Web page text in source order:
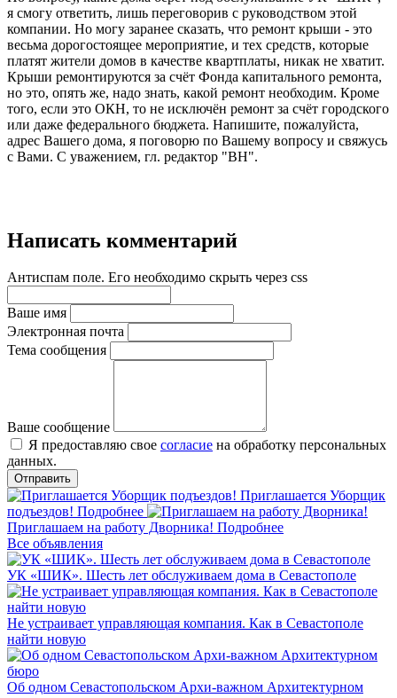
я смогу ответить, лишь переговорив с руководством этой
компании. Но могу заранее сказать, что ремонт крыши - это
весьма дорогостоящее мероприятие, и тех средств, которые
платят жители домов в качестве квартплаты, никак не хватит.
Крыши ремонтируются за счёт Фонда капитального ремонта,
но это, опять же, надо знать, какой ремонт необходим. Кроме
того, если это ОКН, то не исключён ремонт за счёт городского
или даже федерального бюджета. Напишите, пожалуйста,
адрес Вашего дома, я поговорю по Вашему вопросу и свяжусь
с Вами. С уважением, гл. редактор "ВН".
Написать комментарий
Антиспам поле. Его необходимо скрыть через css
Ваше имя
Электронная почта
Тема сообщения
Ваше сообщение
Я предоставляю свое согласие на обработку персональных
данных.
Приглашается Уборщик
подъездов! Подробнее
Приглашаем на работу Дворника! Подробнее
Все объявления
УК «ШИК». Шесть лет обслуживаем дома в Севастополе
Не устраивает управляющая компания. Как в Севастополе
найти новую
Об одном Севастопольском Архи-важном Архитектурном